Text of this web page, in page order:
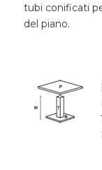
tubi conificati
del piano.